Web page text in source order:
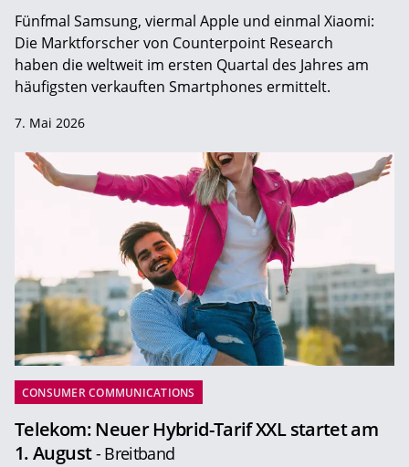
Fünfmal Samsung, viermal Apple und einmal Xiaomi:
Die Marktforscher von Counterpoint Research
haben die weltweit im ersten Quartal des Jahres am
häufigsten verkauften Smartphones ermittelt.
7. Mai 2026
CONSUMER COMMUNICATIONS
Telekom: Neuer Hybrid-Tarif XXL startet am
1. August- Breitband